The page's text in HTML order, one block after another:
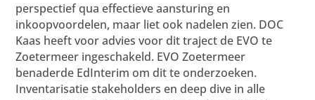
perspectief qua effectieve aansturing en
inkoopvoordelen, maar liet ook nadelen zien. DOC
Kaas heeft voor advies voor dit traject de EVO te
Zoetermeer ingeschakeld. EVO Zoetermeer
benaderde EdInterim om dit te onderzoeken.
Inventarisatie stakeholders en deep dive in alle